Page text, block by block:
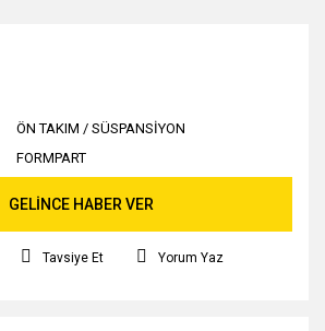
ÖN TAKIM / SÜSPANSİYON
FORMPART
GELİNCE HABER VER
Tavsiye Et Yorum Yaz